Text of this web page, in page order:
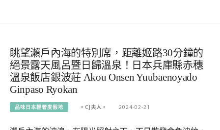
眺望瀨戶內海的特別席，距離姬路30分鐘的
絕景露天風呂暨日歸溫泉！日本兵庫縣赤穗
溫泉飯店銀波莊 Akou Onsen Yuubaenoyado
Ginpaso Ryokan
品味日本輕奢度假地 。CJ夫人。 2024-02-21